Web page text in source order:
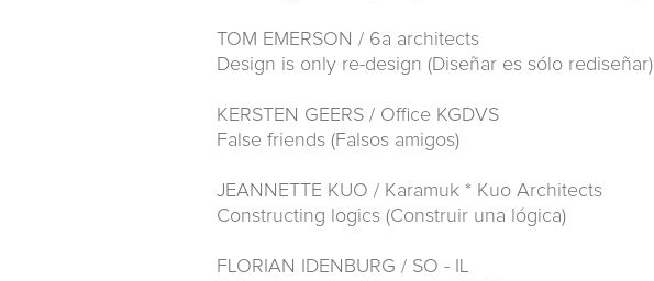
TOM EMERSON / 6a architects
Design is only re-design (Diseñar es sólo rediseñar)
KERSTEN GEERS / Office KGDVS
False friends (Falsos amigos)
JEANNETTE KUO / Karamuk * Kuo Architects
Constructing logics (Construir una lógica)
FLORIAN IDENBURG / SO - IL